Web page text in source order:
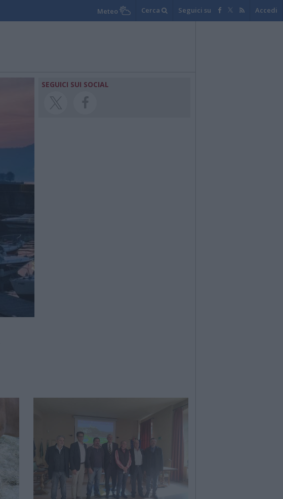
Meteo Cerca Seguici su Accedi
SEGUICI SUI SOCIAL